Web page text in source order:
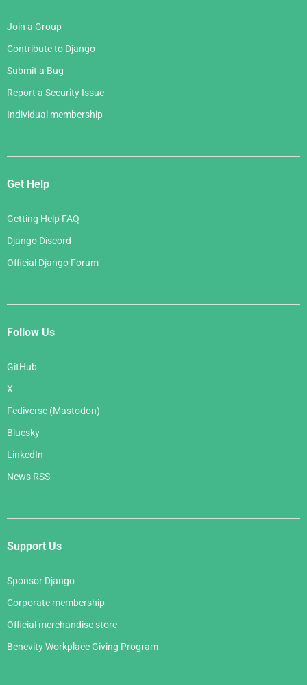
Join a Group
Contribute to Django
Submit a Bug
Report a Security Issue
Individual membership
Get Help
Getting Help FAQ
Django Discord
Official Django Forum
Follow Us
GitHub
X
Fediverse (Mastodon)
Bluesky
LinkedIn
News RSS
Support Us
Sponsor Django
Corporate membership
Official merchandise store
Benevity Workplace Giving Program